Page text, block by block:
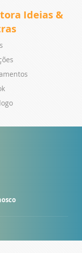
Ideias &